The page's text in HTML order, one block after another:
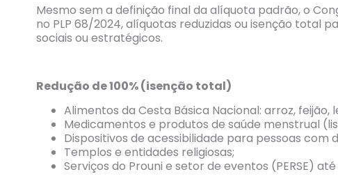
Mesmo sem a definição final da alíquota padrão, o
no PLP 68/2024, alíquotas reduzidas ou isenção total
sociais ou estratégicos.
Redução de 100% (isenção total)
Alimentos da Cesta Básica Nacional: arroz,
Medicamentos e produtos de saúde menstrual
Dispositivos de acessibilidade para pessoas com
Templos e entidades religiosas;
Serviços do Prouni e setor de eventos (PERSE)